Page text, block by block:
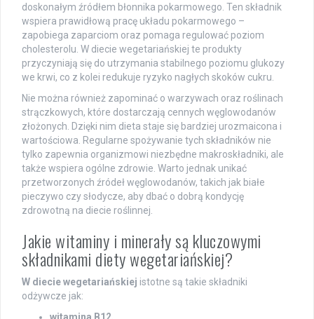
doskonałym źródłem błonnika pokarmowego. Ten składnik
wspiera prawidłową pracę układu pokarmowego –
zapobiega zaparciom oraz pomaga regulować poziom
cholesterolu. W diecie wegetariańskiej te produkty
przyczyniają się do utrzymania stabilnego poziomu glukozy
we krwi, co z kolei redukuje ryzyko nagłych skoków cukru.
Nie można również zapominać o warzywach oraz roślinach
strączkowych, które dostarczają cennych węglowodanów
złożonych. Dzięki nim dieta staje się bardziej urozmaicona i
wartościowa. Regularne spożywanie tych składników nie
tylko zapewnia organizmowi niezbędne makroskładniki, ale
także wspiera ogólne zdrowie. Warto jednak unikać
przetworzonych źródeł węglowodanów, takich jak białe
pieczywo czy słodycze, aby dbać o dobrą kondycję
zdrowotną na diecie roślinnej.
Jakie witaminy i minerały są kluczowymi
składnikami diety wegetariańskiej?
W diecie wegetariańskiej istotne są takie składniki
odżywcze jak: